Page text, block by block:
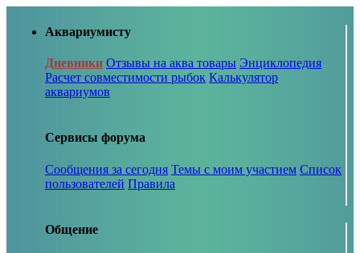
Аквариумисту
Дневники Отзывы на аква товары Энциклопедия
Расчет совместимости рыбок Калькулятор
аквариумов
Сервисы форума
Сообщения за сегодня Темы с моим участием Список
пользователей Правила
Общение